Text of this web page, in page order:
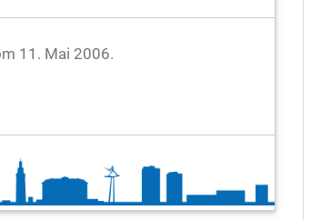
11. Mai 2006.